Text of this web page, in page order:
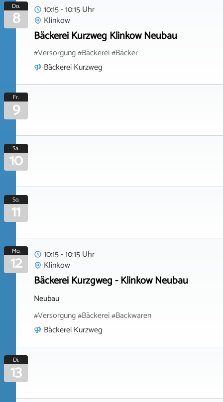
Do.
8
10:15 - 10:15 Uhr
Klinkow
Bäckerei Kurzweg Klinkow Neubau
#Versorgung #Bäckerei #Bäcker
Bäckerei Kurzweg
Fr.
9
Sa.
10
So.
11
Mo.
12
10:15 - 10:15 Uhr
Klinkow
Bäckerei Kurzgweg - Klinkow Neubau
Neubau
#Versorgung #Bäckerei #Backwaren
Bäckerei Kurzweg
Di.
13